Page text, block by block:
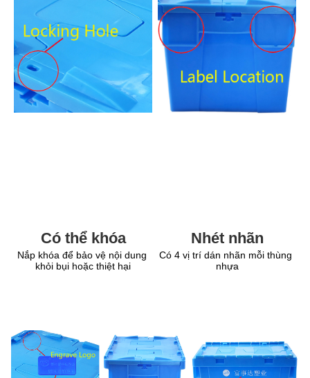
Có thể khóa
Nắp khóa để bảo vệ nội dung
khỏi bụi hoặc thiệt hại
Nhét nhãn
Có 4 vị trí dán nhãn mỗi thùng
nhựa